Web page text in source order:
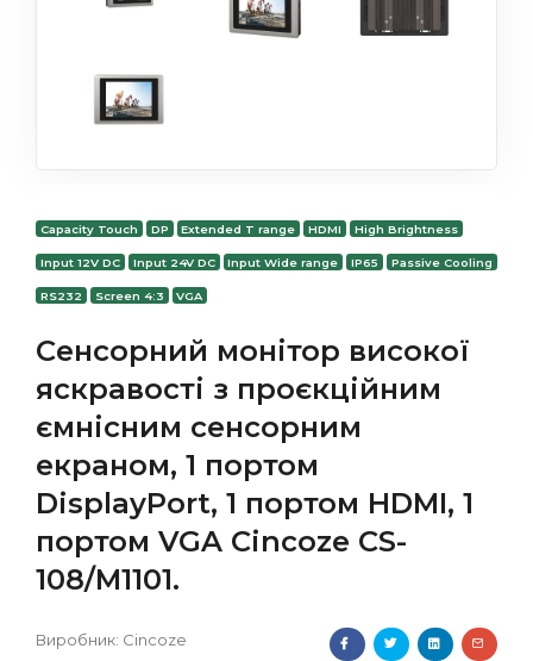
Capacity Touch DP Extended T range HDMI High Brightness
Input 12V DC Input 24V DC Input Wide range IP65 Passive Cooling
RS232 Screen 4:3 VGA
Сенсорний монітор високої
яскравості з проєкційним
ємнісним сенсорним
екраном, 1 портом
DisplayPort, 1 портом HDMI, 1
портом VGA Cincoze CS-
108/M1101.
Виробник: Cincoze